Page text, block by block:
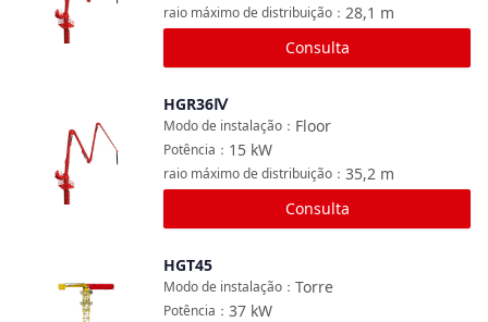
28,1 m
raio máximo de distribuição ：
Consulta
HGR36Ⅳ
Floor
Modo de instalação ：
15 kW
Potência ：
35,2 m
raio máximo de distribuição ：
Consulta
HGT45
Torre
Modo de instalação ：
37 kW
Potência ：